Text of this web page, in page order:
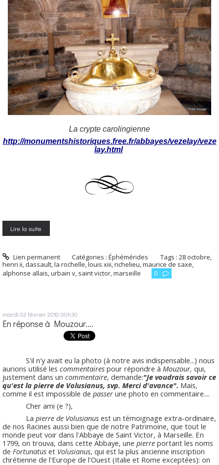
La crypte carolingienne
http://monumentshistoriques.free.fr/abbayes/vezelay/veze
lay.html
Lire la suite
Lien permanent Catégories :Éphémérides Tags :28 octobre
henri ii dassault la rochelle louis xiii richelieu maurice de saxe
alphonse allais urbain v saint victor marseille 0
mardi 02 février 2010 00h30
En réponse à Mouzour....
S'il n'y avait eu la photo (à notre avis indispensable...) nous
aurions utilisé les commentaires pour répondre à Mouzour, qui,
justement dans un commentaire, demande:"Je voudrais savoir ce
qu'est la pierre de Volusianus, svp. Merci d'avance". Mais,
comme il est impossible de passer une photo en commentaire....
Cher ami (e ?),
La pierre de Volusianus est un témoignage extra-ordinaire,
de nos Racines aussi bien que de notre Patrimoine, que tout le
monde peut voir dans l'Abbaye de Saint Victor, à Marseille. En
1799, on trouva, dans cette Abbaye, une pierre portant les noms
de Fortunatus et Volusianus, qui est la plus ancienne inscription
chrétienne de l'Europe de l'Ouest (Italie et Rome exceptées): on